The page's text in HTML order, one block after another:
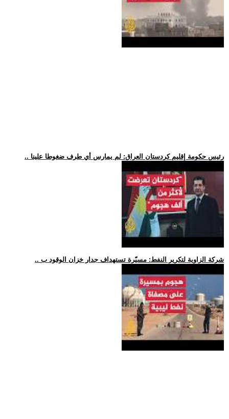
.. رئيس حكومة إقليم كردستان العراق: لم يمارس أي طرف ضغوطا علينا
.. شركة الزاوية لتكرير النفط: مسيّرة تستهداف جدار خزان الوقود ب